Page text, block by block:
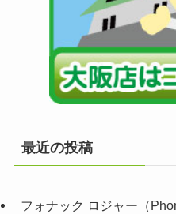
最近の投稿
フォナック ロジャー（